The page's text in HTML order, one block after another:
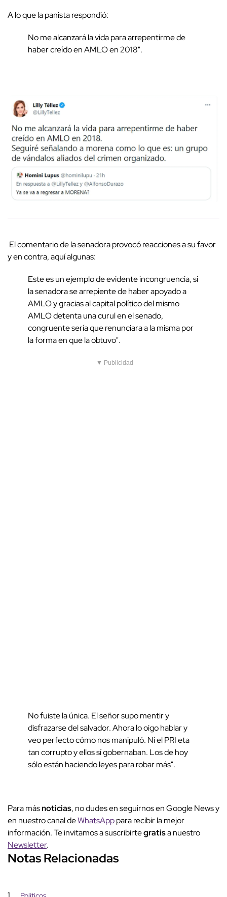
A lo que la panista respondió:
No me alcanzará la vida para arrepentirme de
haber creído en AMLO en 2018".
El comentario de la senadora provocó reacciones a su favor
y en contra, aquí algunas:
Este es un ejemplo de evidente incongruencia, si
la senadora se arrepiente de haber apoyado a
AMLO y gracias al capital político del mismo
AMLO detenta una curul en el senado,
congruente sería que renunciara a la misma por
la forma en que la obtuvo".
▼ Publicidad
No fuiste la única. El señor supo mentir y
disfrazarse del salvador. Ahora lo oigo hablar y
veo perfecto cómo nos manipuló. Ni el PRI eta
tan corrupto y ellos sí gobernaban. Los de hoy
sólo están haciendo leyes para robar más".
Para másnoticias, no dudes en seguirnos en Google News y
en nuestro canal deWhatsApppara recibir la mejor
información. Te invitamos a suscribirtegratisa nuestro
Newsletter.
Notas Relacionadas